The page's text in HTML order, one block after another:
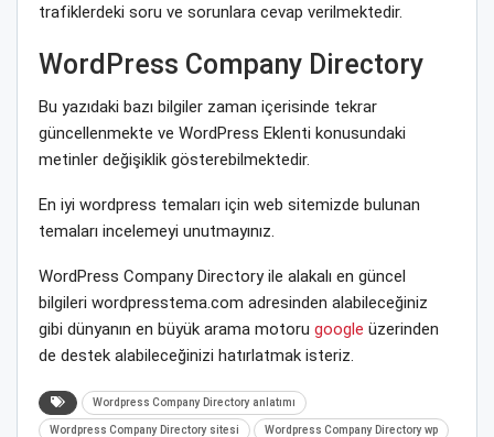
trafiklerdeki soru ve sorunlara cevap verilmektedir.
WordPress Company Directory
Bu yazıdaki bazı bilgiler zaman içerisinde tekrar
güncellenmekte ve WordPress Eklenti konusundaki
metinler değişiklik gösterebilmektedir.
En iyi wordpress temaları için web sitemizde bulunan
temaları incelemeyi unutmayınız.
WordPress Company Directory ile alakalı en güncel
bilgileri wordpresstema.com adresinden alabileceğiniz
gibi dünyanın en büyük arama motoru google üzerinden
de destek alabileceğinizi hatırlatmak isteriz.
Wordpress Company Directory anlatımı
Wordpress Company Directory sitesi Wordpress Company Directory wp